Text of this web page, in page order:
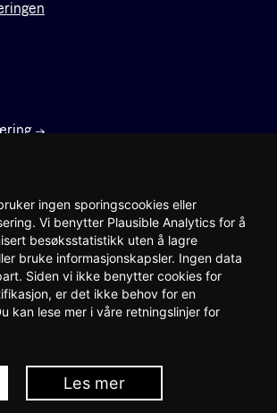
ingen sporingscookies eller
Vi benytter Plausible Analytics for å
besøksstatistikk uten å lagre
bruke informasjonskapsler. Ingen data
Siden vi ikke benytter cookies for
er det ikke behov for en
kan lese mer i våre retningslinjer for
Les mer